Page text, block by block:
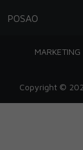
POSAO
MARKETING
Copyright ©